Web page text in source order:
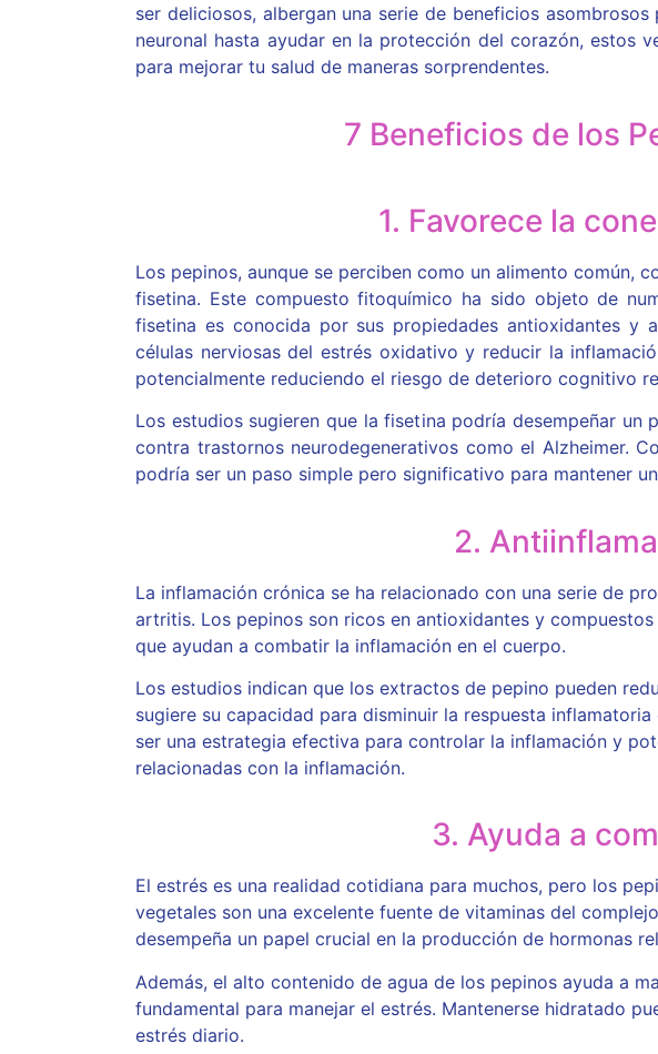
ser deliciosos, albergan una serie de beneficios
neuronal hasta ayudar en la protección del corazón, estos
para mejorar tu salud de maneras sorprendentes.
7 Beneficios de los
1. Favorece la
Los pepinos, aunque se perciben como un alimento común,
fisetina. Este compuesto fitoquímico ha sido objeto de
fisetina es conocida por sus propiedades antioxidantes y
células nerviosas del estrés oxidativo y reducir la
potencialmente reduciendo el riesgo de deterioro cognitivo
Los estudios sugieren que la fisetina podría desempeñar
contra trastornos neurodegenerativos como el Alzheimer.
podría ser un paso simple pero significativo para mantener
2.
La inflamación crónica se ha relacionado con una serie de
artritis. Los pepinos son ricos en antioxidantes y
que ayudan a combatir la inflamación en el cuerpo.
Los estudios indican que los extractos de pepino pueden
sugiere su capacidad para disminuir la respuesta
ser una estrategia efectiva para controlar la inflamación y
relacionadas con la inflamación.
3. Ayuda a
El estrés es una realidad cotidiana para muchos, pero los
vegetales son una excelente fuente de vitaminas del
desempeña un papel crucial en la producción de hormonas
Además, el alto contenido de agua de los pepinos ayuda a
fundamental para manejar el estrés. Mantenerse hidratado
estrés diario.